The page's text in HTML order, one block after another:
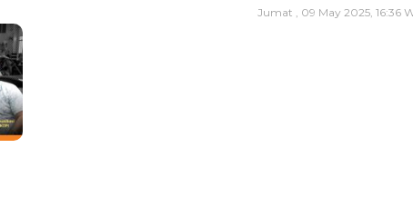
Jumat , 09 May 2025, 16:36